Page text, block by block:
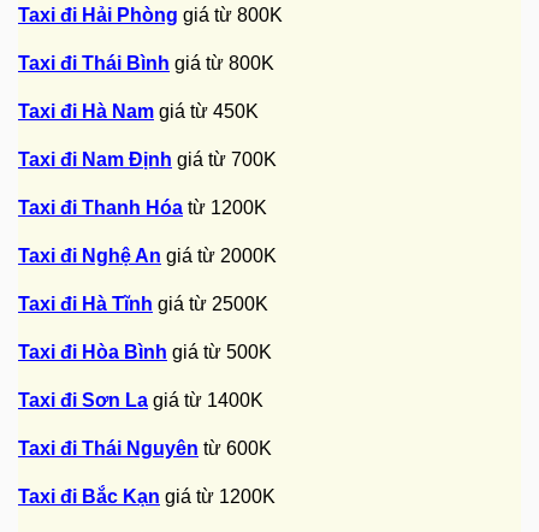
Taxi đi Hải Phòng giá từ 800K
Taxi đi Thái Bình giá từ 800K
Taxi đi Hà Nam giá từ 450K
Taxi đi Nam Định giá từ 700K
Taxi đi Thanh Hóa từ 1200K
Taxi đi Nghệ An giá từ 2000K
Taxi đi Hà Tĩnh giá từ 2500K
Taxi đi Hòa Bình giá từ 500K
Taxi đi Sơn La giá từ 1400K
Taxi đi Thái Nguyên từ 600K
Taxi đi Bắc Kạn giá từ 1200K